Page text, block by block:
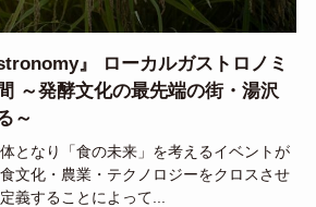
』 ローカルガストロノミ
～発酵文化の最先端の街・湯沢
～
となり「食の未来」を考えるイベントが
文化・農業・テクノロジーをクロスさせ
義することによって...